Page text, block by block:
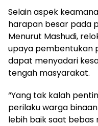
Selain aspek
harapan besar pada
Menurut Mashudi,
upaya pembentukan
dapat menyadari
tengah masyarakat.
“Yang tak kalah
perilaku warga
lebih baik saat bebas